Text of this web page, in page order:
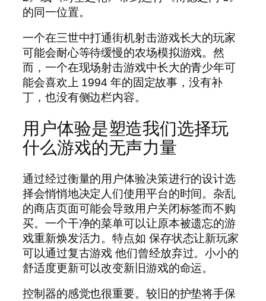
的同一位置。
一个在三世中打通街机射击游戏长大的玩家
可能会耐心等待缓慢的农场模拟游戏。然
而，一个在现场射击游戏中长大的青少年可
能会喜欢上 1994 年的固定故事，没有补
丁，也没有侧边栏内容。
用户体验是塑造我们选择玩
什么游戏的无声力量
通过经过衡量的用户体验决策进行的设计选
择会悄悄地决定人们使用平台的时间。杂乱
的商店页面可能会导致用户关闭标签而不购
买。一个干净的菜单可以让原本被遗忘的游
戏重新焕发活力。特点如 保存状态让新玩家
可以通过复古游戏 他们曾经放弃过。小小的
舒适度更新可以改变新旧游戏的命运。
控制器的感觉也很重要。较旧的护垫将手保